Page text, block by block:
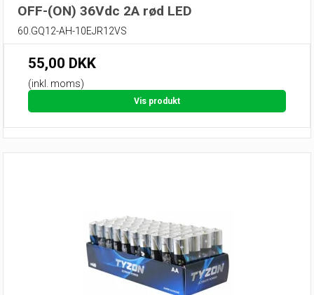
OFF-(ON) 36Vdc 2A rød LED
60.GQ12-AH-10EJR12VS
55,00 DKK
(inkl. moms)
Vis produkt